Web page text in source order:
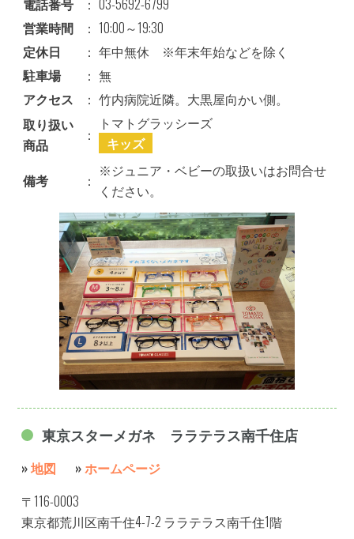
営業時間
： 10:00～19:30
定休日
： 年中無休 ※年末年始などを除く
駐車場
： 無
アクセス
： 竹内病院近隣。大黒屋向かい側。
取り扱い
商品
：
トマトグラッシーズ
キッズ
備考
：
※ジュニア・ベビーの取扱いはお問合せ
ください。
東京スターメガネ ララテラス南千住店
»地図 »ホームページ
〒116-0003
東京都荒川区南千住4-7-2 ララテラス南千住1階